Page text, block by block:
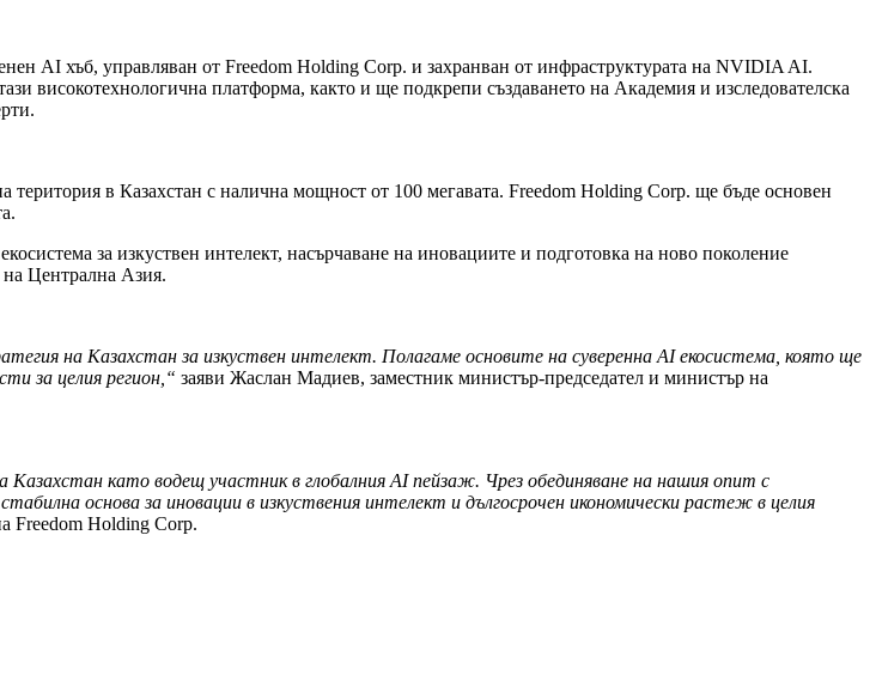
AI хъб, управляван от Freedom Holding Corp. и захранван от инфраструктурата на NVIDIA AI.
високотехнологична платформа, както и ще подкрепи създаването на Академия и изследователска
в Казахстан с налична мощност от 100 мегавата. Freedom Holding Corp. ще бъде основен
за изкуствен интелект, насърчаване на иновациите и подготовка на ново поколение
на Централна Азия.
на Казахстан за изкуствен интелект. Полагаме основите на сувереннаAIекосистема, която ще
за целия регион,“ заяви Жаслан Мадиев, заместник министър-председател и министър на
като водещ участник в глобалнияAIпейзаж. Чрез обединяване на нашия опит с
основа за иновации в изкуствения интелект и дългосрочен икономически растеж в целия
Freedom Holding Corp.